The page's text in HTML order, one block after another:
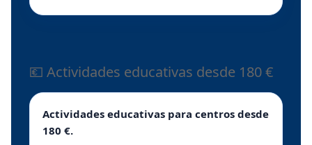
💶 Actividades educativas desde 180 €
Actividades educativas para centros desde
180 €.